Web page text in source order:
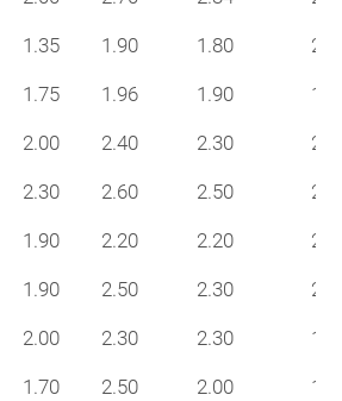
1.35 1.90 1.80 21
1.75 1.96 1.90 16
2.00 2.40 2.30 25
2.30 2.60 2.50 27
1.90 2.20 2.20 20
1.90 2.50 2.30 21
2.00 2.30 2.30 18
1.70 2.50 2.00 13